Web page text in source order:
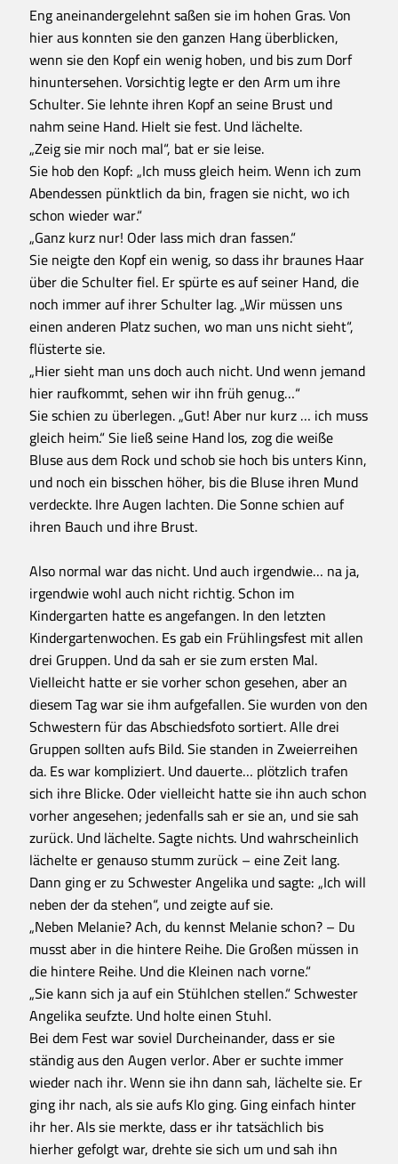
Eng aneinandergelehnt saßen sie im hohen Gras. Von
hier aus konnten sie den ganzen Hang überblicken,
wenn sie den Kopf ein wenig hoben, und bis zum Dorf
hinuntersehen. Vorsichtig legte er den Arm um ihre
Schulter. Sie lehnte ihren Kopf an seine Brust und
nahm seine Hand. Hielt sie fest. Und lächelte.
„Zeig sie mir noch mal“, bat er sie leise.
Sie hob den Kopf: „Ich muss gleich heim. Wenn ich zum
Abendessen pünktlich da bin, fragen sie nicht, wo ich
schon wieder war.“
„Ganz kurz nur! Oder lass mich dran fassen.“
Sie neigte den Kopf ein wenig, so dass ihr braunes Haar
über die Schulter fiel. Er spürte es auf seiner Hand, die
noch immer auf ihrer Schulter lag. „Wir müssen uns
einen anderen Platz suchen, wo man uns nicht sieht“,
flüsterte sie.
„Hier sieht man uns doch auch nicht. Und wenn jemand
hier raufkommt, sehen wir ihn früh genug…“
Sie schien zu überlegen. „Gut! Aber nur kurz … ich muss
gleich heim.“ Sie ließ seine Hand los, zog die weiße
Bluse aus dem Rock und schob sie hoch bis unters Kinn,
und noch ein bisschen höher, bis die Bluse ihren Mund
verdeckte. Ihre Augen lachten. Die Sonne schien auf
ihren Bauch und ihre Brust.
Also normal war das nicht. Und auch irgendwie… na ja,
irgendwie wohl auch nicht richtig. Schon im
Kindergarten hatte es angefangen. In den letzten
Kindergartenwochen. Es gab ein Frühlingsfest mit allen
drei Gruppen. Und da sah er sie zum ersten Mal.
Vielleicht hatte er sie vorher schon gesehen, aber an
diesem Tag war sie ihm aufgefallen. Sie wurden von den
Schwestern für das Abschiedsfoto sortiert. Alle drei
Gruppen sollten aufs Bild. Sie standen in Zweierreihen
da. Es war kompliziert. Und dauerte… plötzlich trafen
sich ihre Blicke. Oder vielleicht hatte sie ihn auch schon
vorher angesehen; jedenfalls sah er sie an, und sie sah
zurück. Und lächelte. Sagte nichts. Und wahrscheinlich
lächelte er genauso stumm zurück – eine Zeit lang.
Dann ging er zu Schwester Angelika und sagte: „Ich will
neben der da stehen“, und zeigte auf sie.
„Neben Melanie? Ach, du kennst Melanie schon? – Du
musst aber in die hintere Reihe. Die Großen müssen in
die hintere Reihe. Und die Kleinen nach vorne.“
„Sie kann sich ja auf ein Stühlchen stellen.“ Schwester
Angelika seufzte. Und holte einen Stuhl.
Bei dem Fest war soviel Durcheinander, dass er sie
ständig aus den Augen verlor. Aber er suchte immer
wieder nach ihr. Wenn sie ihn dann sah, lächelte sie. Er
ging ihr nach, als sie aufs Klo ging. Ging einfach hinter
ihr her. Als sie merkte, dass er ihr tatsächlich bis
hierher gefolgt war, drehte sie sich um und sah ihn